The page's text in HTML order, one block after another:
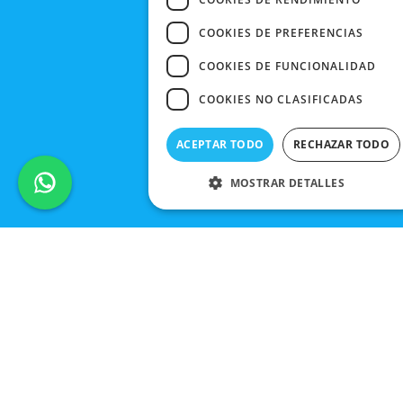
COOKIES DE PREFERENCIAS
COOKIES DE FUNCIONALIDAD
COOKIES NO CLASIFICADAS
ACEPTAR TODO RECHAZAR TODO
MOSTRAR DETALLES